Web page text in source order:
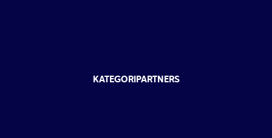
KATEGORIPARTNERS